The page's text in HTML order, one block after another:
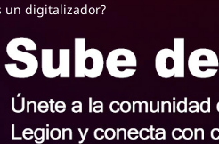
un digitalizador?